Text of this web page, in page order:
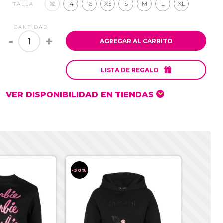
TALLA 12 14 16 XS S M L XL
CANTIDAD
- + AGREGAR AL CARRITO
LISTA DE REGALO 
VER DISPONIBILIDAD EN TIENDAS
-30%